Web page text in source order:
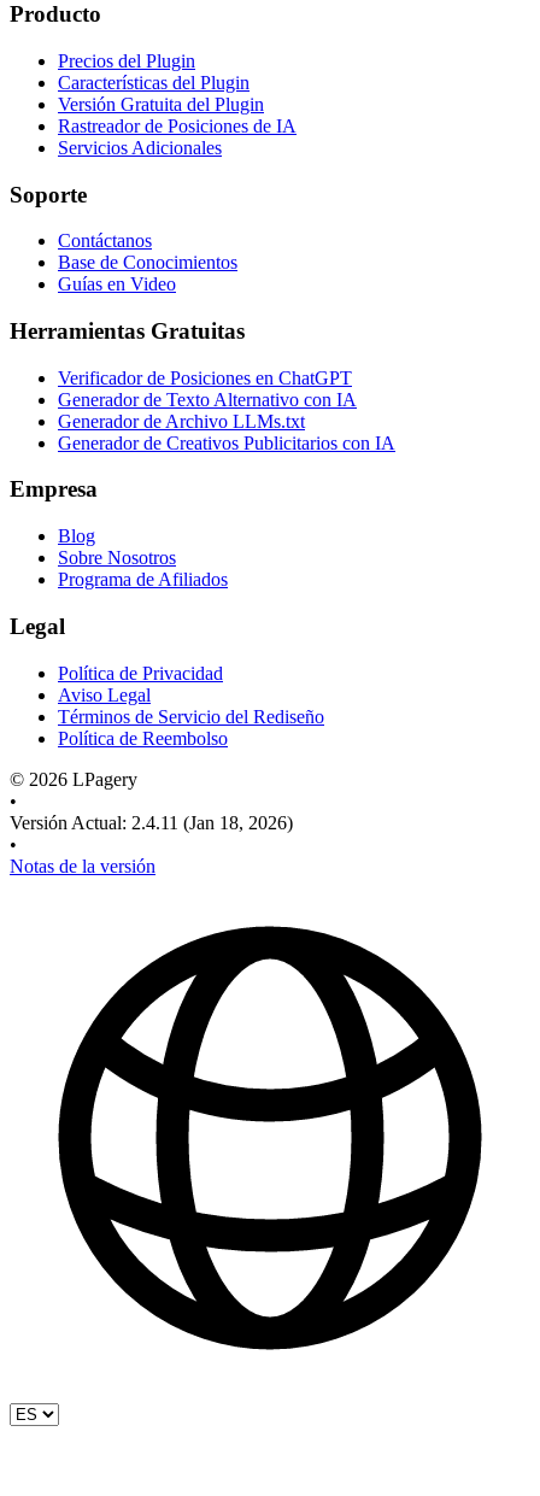
Producto
Precios del Plugin
Características del Plugin
Versión Gratuita del Plugin
Rastreador de Posiciones de IA
Servicios Adicionales
Soporte
Contáctanos
Base de Conocimientos
Guías en Video
Herramientas Gratuitas
Verificador de Posiciones en ChatGPT
Generador de Texto Alternativo con IA
Generador de Archivo LLMs.txt
Generador de Creativos Publicitarios con IA
Empresa
Blog
Sobre Nosotros
Programa de Afiliados
Legal
Política de Privacidad
Aviso Legal
Términos de Servicio del Rediseño
Política de Reembolso
© 2026 LPagery
•
Versión Actual: 2.4.11 (Jan 18, 2026)
•
Notas de la versión